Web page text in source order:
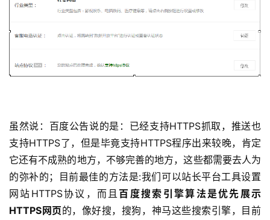
虽然说：百度公告说的是：已经支持HTTPS抓取 ，推送也
支持HTTPS了，但是毕竟支持HTTPS程序出来较晚，肯定
它还有不成熟的地方，不够完善的地方，这些都需要去人为
的弥补的；目前最佳的方法是:我们可以站长平台工具设置
网站HTTPS协议，而且 百度搜索引擎算法是优先展示
HTTPS网页的，像好搜，搜狗，神马这些搜索引擎，目前